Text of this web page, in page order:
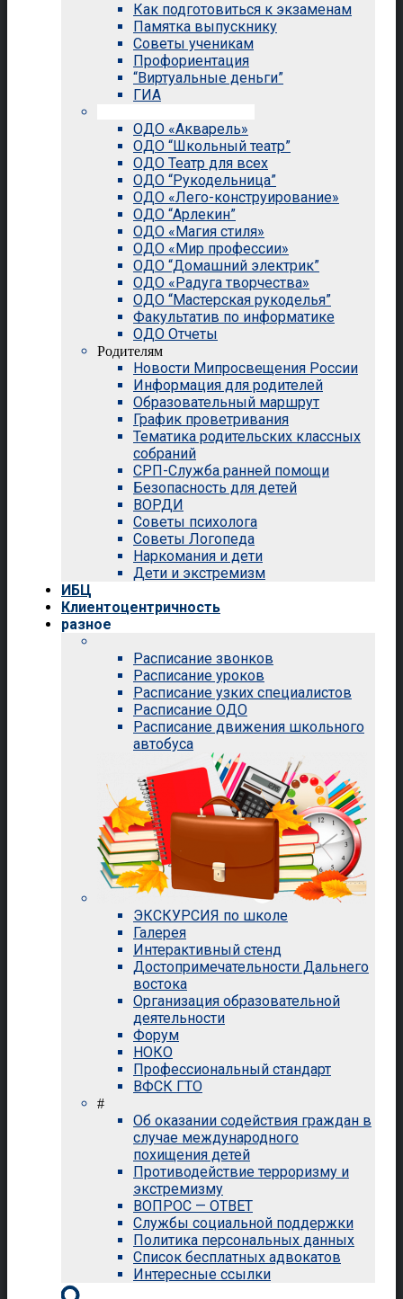
Как подготовиться к экзаменам
Памятка выпускнику
Советы ученикам
Профориентация
“Виртуальные деньги”
ГИА
ОДО «Акварель»
ОДО “Школьный театр”
ОДО Театр для всех
ОДО “Рукодельница”
ОДО «Лего-конструирование»
ОДО “Арлекин”
ОДО «Магия стиля»
ОДО «Мир профессии»
ОДО “Домашний электрик”
ОДО «Радуга творчества»
ОДО “Мастерская рукоделья”
Факультатив по информатике
ОДО Отчеты
Родителям
Новости Мипросвещения России
Информация для родителей
Образовательный маршрут
График проветривания
Тематика родительских классных
собраний
СРП-Служба ранней помощи
Безопасность для детей
ВОРДИ
Советы психолога
Советы Логопеда
Наркомания и дети
Дети и экстремизм
ИБЦ
Клиентоцентричность
разное
Расписание звонков
Расписание уроков
Расписание узких специалистов
Расписание ОДО
Расписание движения школьного
автобуса
ЭКСКУРСИЯ по школе
Галерея
Интерактивный стенд
Достопримечательности Дальнего
востока
Организация образовательной
деятельности
Форум
НОКО
Профессиональный стандарт
ВФСК ГТО
#
Об оказании содействия граждан в
случае международного
похищения детей
Противодействие терроризму и
экстремизму
ВОПРОС — ОТВЕТ
Службы социальной поддержки
Политика персональных данных
Список бесплатных адвокатов
Интересные ссылки